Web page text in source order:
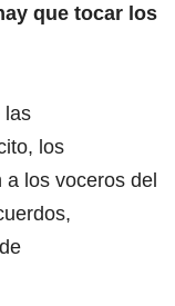
que tocar los
las
los
a los voceros del